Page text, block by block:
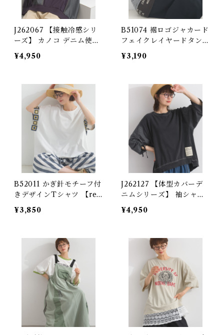
J262067 【接触冷感シリ
ーズ】 カノコ デニム使い
リメイク風プルオーバー
(セットアップ対応) / Coo
-Style Pullover with D
enim Details (Matching
Set Available)
¥4,950
B51074 裾ロゴジャカード
フェイクレイヤードタンク
トップ
¥3,190
B52011 かぎ針モチーフ付
きデザインTシャツ 【red
esigned】
¥3,850
J262127 【体型カバーデ
ニムシリーズ】 袖シャー
リングデニム切替プルオー
バー / Shirring Sleeve D
【re-design】
¥4,950